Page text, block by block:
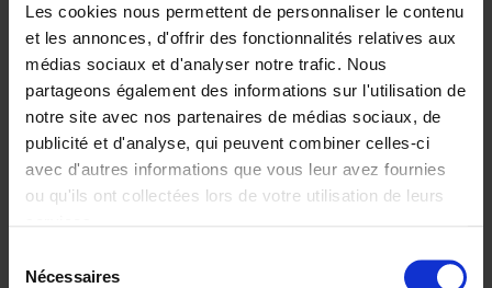
Les cookies nous permettent de personnaliser le contenu
et les annonces, d'offrir des fonctionnalités relatives aux
médias sociaux et d'analyser notre trafic. Nous
partageons également des informations sur l'utilisation de
notre site avec nos partenaires de médias sociaux, de
publicité et d'analyse, qui peuvent combiner celles-ci
avec d'autres informations que vous leur avez fournies
ou qu'ils ont collectées lors de votre utilisation de leurs
Nécessaires
Building Bonds = Building
Business
Jochen Roef Jozefien De Feyter
Carolien Boom
Couverture souple
2025 200
€29,99